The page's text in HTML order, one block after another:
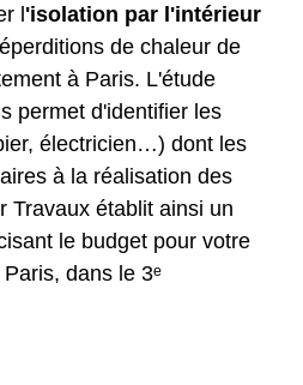
l 'isolation par l'intérieur
de chaleur de
à Paris. L'étude
permet d'identifier les
électricien…) dont les
à la réalisation des
Travaux établit ainsi un
le budget pour votre
dans le 3ᵉ